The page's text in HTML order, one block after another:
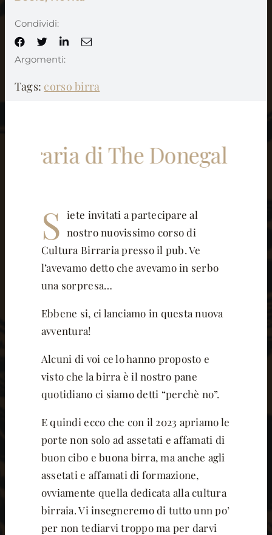
Condividi:
Argomenti:
Tags: corso birra
di The Donegal Pub! Per
S iete invitati a partecipare al
nostro nuovissimo corso di
Cultura Birraria presso il pub. Ve
l’avevamo detto che avevamo in serbo
una sorpresa…
Ebbene si, ci lanciamo in questa nuova
avventura!
Alcuni di voi ce lo hanno proposto e
visto che la birra è il nostro pane
quotidiano ci siamo detti “perchè no”.
E quindi ecco che con il 2023 apriamo le
porte non solo ad assetati e affamati di
buon cibo e buona birra, ma anche agli
assetati e affamati di formazione,
ovviamente quella dedicata alla cultura
birraia. Vi insegneremo di tutto unn po’
per non tediarvi troppo ma per darvi